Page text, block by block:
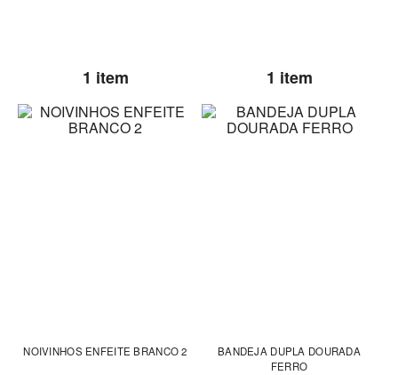
1 item 1 item
NOIVINHOS ENFEITE BRANCO 2
BANDEJA DUPLA DOURADA
FERRO